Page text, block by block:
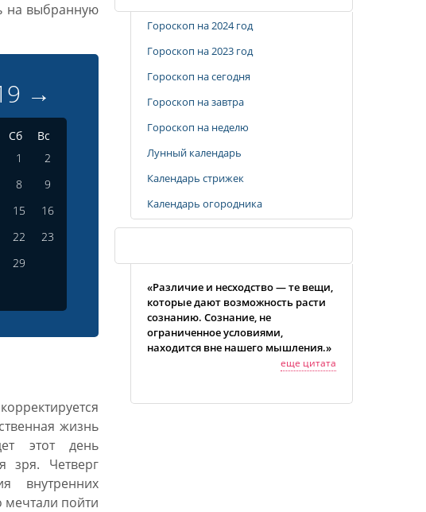
на выбранную
→
Сб
Вс
1
2
8
9
15
16
22
23
29
жизнь
этот день
зря. Четверг
внутренних
мечтали пойти
Гороскоп на 2024 год
Гороскоп на 2023 год
Гороскоп на сегодня
Гороскоп на завтра
Гороскоп на неделю
Лунный календарь
Календарь стрижек
Календарь огородника
«Различие и несходство — те вещи,
которые дают возможность расти
сознанию. Сознание, не
ограниченное условиями,
находится вне нашего мышления.»
еще цитата